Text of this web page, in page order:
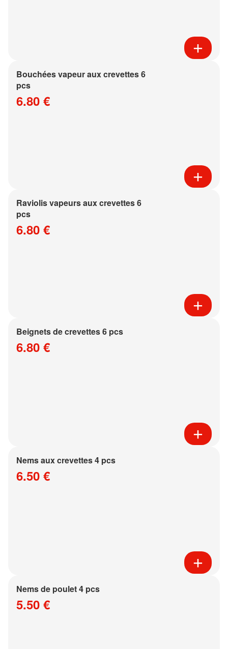
Bouchées vapeur aux crevettes 6
pcs
6.80 €
Raviolis vapeurs aux crevettes 6
pcs
6.80 €
Beignets de crevettes 6 pcs
6.80 €
Nems aux crevettes 4 pcs
6.50 €
Nems de poulet 4 pcs
5.50 €